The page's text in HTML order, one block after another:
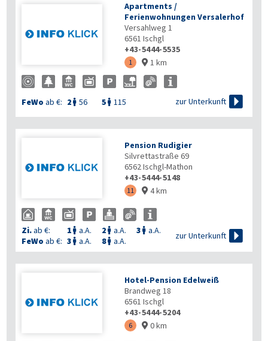
Apartments /
Ferienwohnungen Versalerhof
Versahlweg 1
6561 Ischgl
+43-5444-5535
1  1 km
FeWo ab €: 2  56 5  115 zur Unterkunft 
Pension Rudigier
Silvrettastraße 69
6562Ischgl-Mathon
+43-5444-5148
11  4 km
Zi.ab €: 1  a.A. 2  a.A. 3  a.A.
FeWo ab €: 3  a.A. 8 a.A.
zur Unterkunft 
Hotel-Pension Edelweiß
Brandweg 18
6561 Ischgl
+43-5444-5204
6  0 km